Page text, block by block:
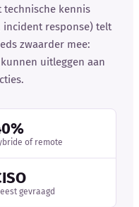
technische kennis
response) telt
zwaarder mee:
uitleggen aan
of remote
gevraagd